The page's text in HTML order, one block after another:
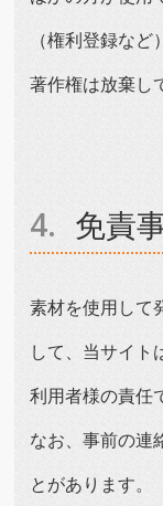
（権利登録など
著作権は放棄し
免責
素材を使用して
して、当サイト
利用者様の責任
なお、事前の連
とがあります。